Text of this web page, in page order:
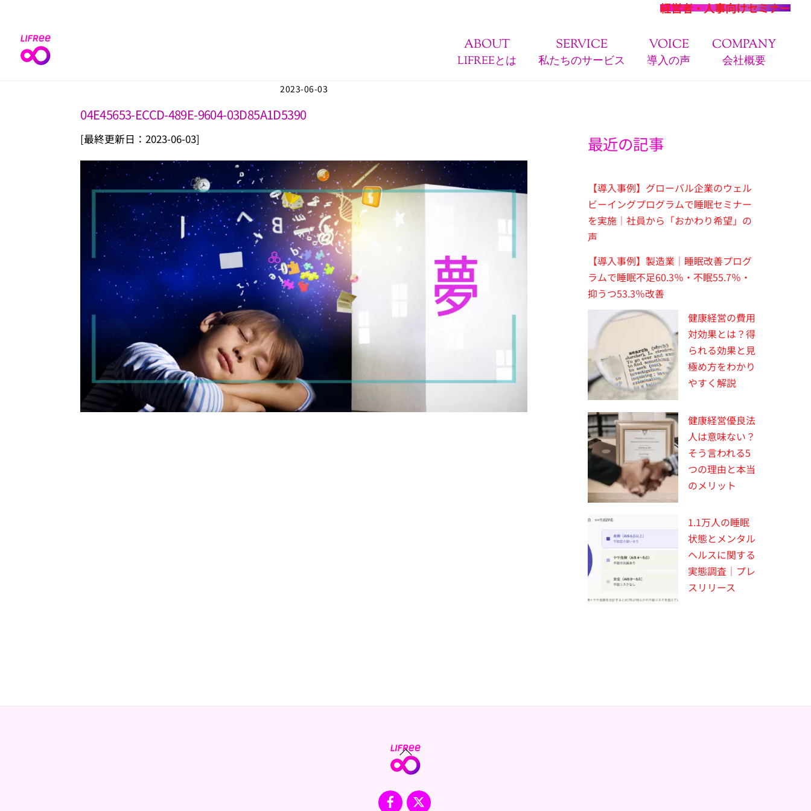
content
経営者・人事向けセミナー
ABOUT
LIFREEとは
SERVICE
私たちのサービス
VOICE
導入の声
COMPANY
会社概要
2023-06-03
04E45653-ECCD-489E-9604-03D85A1D5390
[最終更新日：2023-06-03] 最近の記事
【導入事例】グローバル企業のウェル
ビーイングプログラムで睡眠セミナー
を実施｜社員から「おかわり希望」の
声
【導入事例】製造業｜睡眠改善プログ
ラムで睡眠不足60.3％・不眠55.7％・
抑うつ53.3％改善
健康経営の費用
対効果とは？得
られる効果と見
極め方をわかり
やすく解説
健康経営優良法
人は意味ない？
そう言われる5
つの理由と本当
のメリット
1.1万人の睡眠
状態とメンタル
ヘルスに関する
実態調査｜プレ
スリリース
Back
To
Facebook
X